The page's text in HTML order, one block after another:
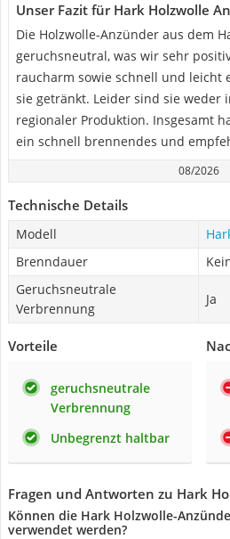
Unser Fazit für Hark Holzwolle
Die Holzwolle-Anzünder aus dem
geruchsneutral, was wir sehr
raucharm sowie schnell und leicht
sie getränkt. Leider sind sie weder
regionaler Produktion. Insgesamt
ein schnell brennendes und
08/2026
Technische Details
Modell
Brenndauer
Geruchsneutrale
Verbrennung
Ja
Vorteile
geruchsneutrale
Verbrennung
Unbegrenzt haltbar
Fragen und Antworten zu Hark
Können die Hark Holzwolle-
verwendet werden?